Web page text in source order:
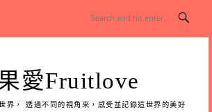
愛Fruitlove
界， 透過不同的視角來，感受並記錄這世界的美好